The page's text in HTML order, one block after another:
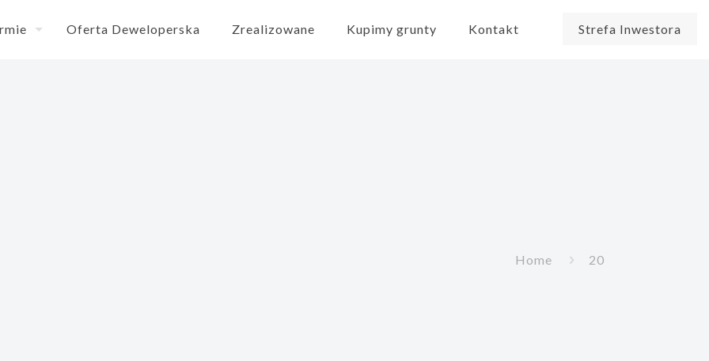
Oferta Deweloperska Zrealizowane Kupimy grunty Kontakt Strefa Inwestora
Home 20